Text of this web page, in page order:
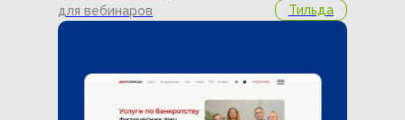
для вебинаров
Тильда